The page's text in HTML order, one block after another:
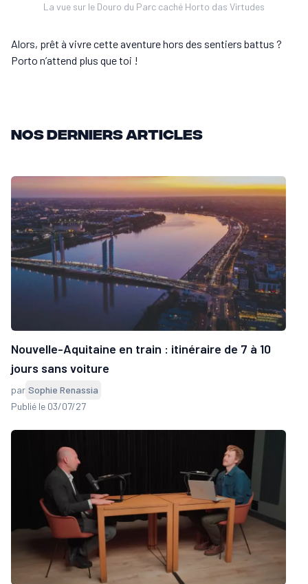
La vue sur le Douro du Parc caché Horto das Virtudes
Alors, prêt à vivre cette aventure hors des sentiers battus ?
Porto n’attend plus que toi !
Nos derniers articles
Nouvelle-Aquitaine en train : itinéraire de 7 à 10
jours sans voiture
par Sophie Renassia
Publié le 03/07/27